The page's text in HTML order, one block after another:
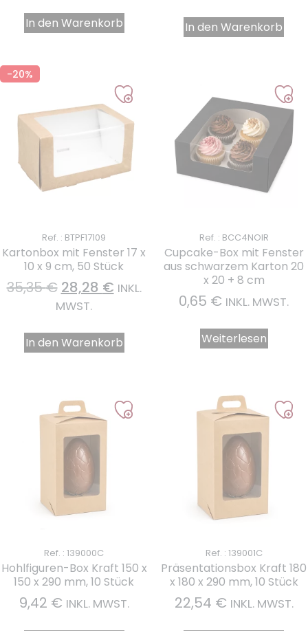
In den Warenkorb In den Warenkorb
-20%
Ref. : BTPF17109
Kartonbox mit Fenster 17 x
10 x 9 cm, 50 Stück
35,35€ 28,28 € INKL.
MWST.
In den Warenkorb
Ref. : BCC4NOIR
Cupcake-Box mit Fenster
aus schwarzem Karton 20
x 20 + 8 cm
0,65 € INKL. MWST.
Weiterlesen
Ref. : 139000C
Hohlfiguren-Box Kraft 150 x
150 x 290 mm, 10 Stück
9,42 € INKL. MWST.
Ref. : 139001C
Präsentationsbox Kraft 180
x 180 x 290 mm, 10 Stück
22,54 € INKL. MWST.